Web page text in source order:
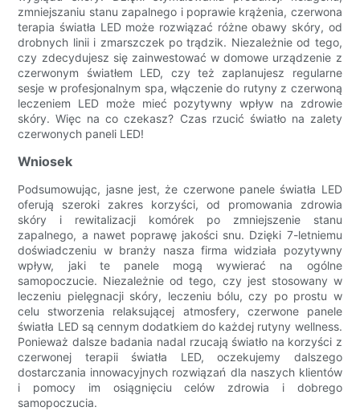
zmniejszaniu stanu zapalnego i poprawie krążenia, czerwona
terapia światła LED może rozwiązać różne obawy skóry, od
drobnych linii i zmarszczek po trądzik. Niezależnie od tego,
czy zdecydujesz się zainwestować w domowe urządzenie z
czerwonym światłem LED, czy też zaplanujesz regularne
sesje w profesjonalnym spa, włączenie do rutyny z czerwoną
leczeniem LED może mieć pozytywny wpływ na zdrowie
skóry. Więc na co czekasz? Czas rzucić światło na zalety
czerwonych paneli LED!
Wniosek
Podsumowując, jasne jest, że czerwone panele światła LED
oferują szeroki zakres korzyści, od promowania zdrowia
skóry i rewitalizacji komórek po zmniejszenie stanu
zapalnego, a nawet poprawę jakości snu. Dzięki 7-letniemu
doświadczeniu w branży nasza firma widziała pozytywny
wpływ, jaki te panele mogą wywierać na ogólne
samopoczucie. Niezależnie od tego, czy jest stosowany w
leczeniu pielęgnacji skóry, leczeniu bólu, czy po prostu w
celu stworzenia relaksującej atmosfery, czerwone panele
światła LED są cennym dodatkiem do każdej rutyny wellness.
Ponieważ dalsze badania nadal rzucają światło na korzyści z
czerwonej terapii światła LED, oczekujemy dalszego
dostarczania innowacyjnych rozwiązań dla naszych klientów
i pomocy im osiągnięciu celów zdrowia i dobrego
samopoczucia.